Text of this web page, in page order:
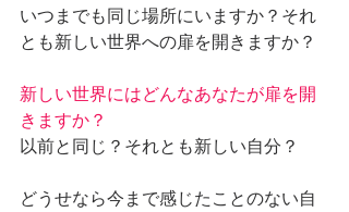
いつまでも同じ場所にいますか？それ
とも新しい世界への扉を開きますか？
新しい世界にはどんなあなたが扉を開
きますか？
以前と同じ？それとも新しい自分？
どうせなら今まで感じたことのない自